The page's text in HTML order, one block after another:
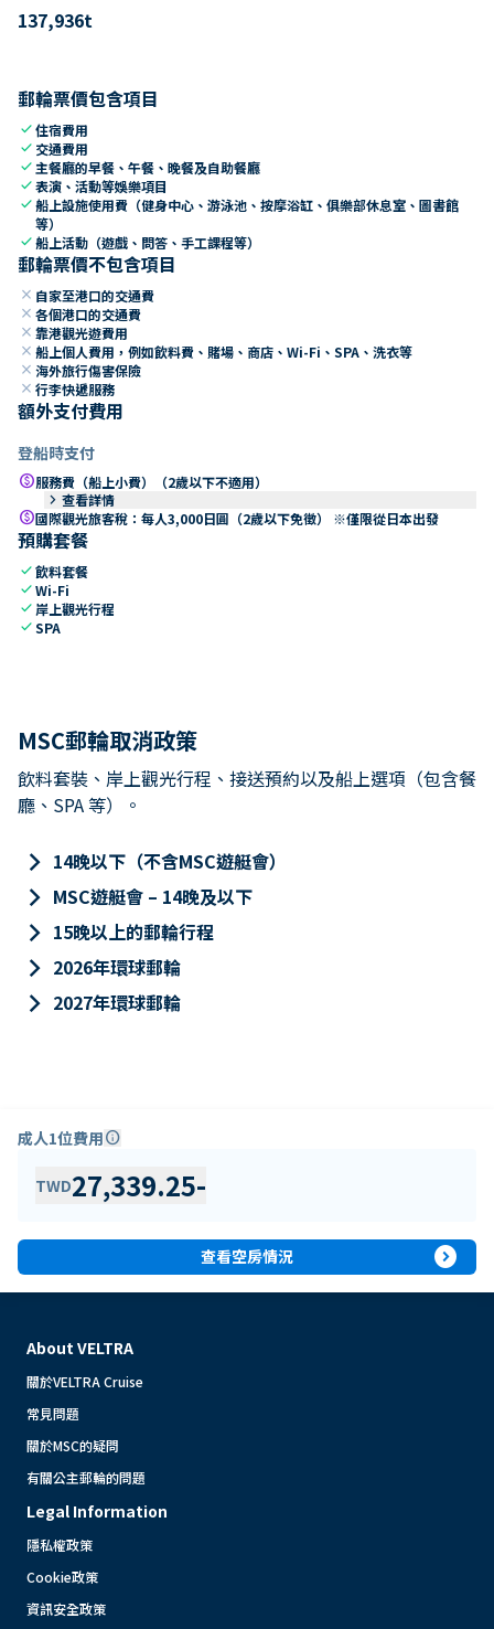
137,936t
郵輪票價包含項目
check住宿費用
check 交通費用
check 主餐廳的早餐、午餐、晚餐及自助餐廳
check表演、活動等娛樂項目
check船上設施使用費（健身中心、游泳池、按摩浴缸、俱樂部休息室、圖書館
等）
check船上活動（遊戲、問答、手工課程等）
郵輪票價不包含項目
close 自家至港口的交通費
close 各個港口的交通費
close 靠港觀光遊費用
close 船上個人費用，例如飲料費、賭場、商店、Wi-Fi、SPA、洗衣等
close 海外旅行傷害保險
close 行李快遞服務
額外支付費用
登船時支付
paid服務費（船上小費）（2歲以下不適用）
keyboard_arrow_right 查看詳情
paid國際觀光旅客稅：每人3,000日圓（2歲以下免徵） ※僅限從日本出發
預購套餐
check飲料套餐
checkWi-Fi
check 岸上觀光行程
checkSPA
MSC郵輪取消政策
飲料套裝、岸上觀光行程、接送預約以及船上選項（包含餐
廳、SPA 等）。
keyboard_arrow_right 14晚以下（不含MSC遊艇會）
keyboard_arrow_right MSC遊艇會 – 14晚及以下
keyboard_arrow_right 15晚以上的郵輪行程
keyboard_arrow_right 2026年環球郵輪
keyboard_arrow_right 2027年環球郵輪
成人1位費用info
TWD27,339.25-
查看空房情況 expand_circle_right
About VELTRA
關於VELTRA Cruise
常見問題
關於MSC的疑問
有關公主郵輪的問題
Legal Information
隱私權政策
Cookie政策
資訊安全政策